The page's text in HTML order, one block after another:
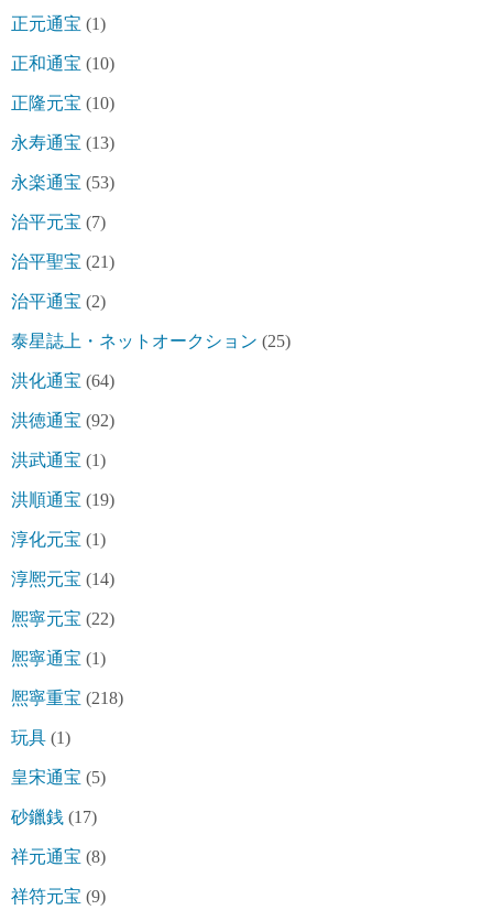
正元通宝 (1)
正和通宝 (10)
正隆元宝 (10)
永寿通宝 (13)
永楽通宝 (53)
治平元宝 (7)
治平聖宝 (21)
治平通宝 (2)
泰星誌上・ネットオークション (25)
洪化通宝 (64)
洪徳通宝 (92)
洪武通宝 (1)
洪順通宝 (19)
淳化元宝 (1)
淳熈元宝 (14)
熈寧元宝 (22)
熈寧通宝 (1)
熈寧重宝 (218)
玩具 (1)
皇宋通宝 (5)
砂鑞銭 (17)
祥元通宝 (8)
祥符元宝 (9)